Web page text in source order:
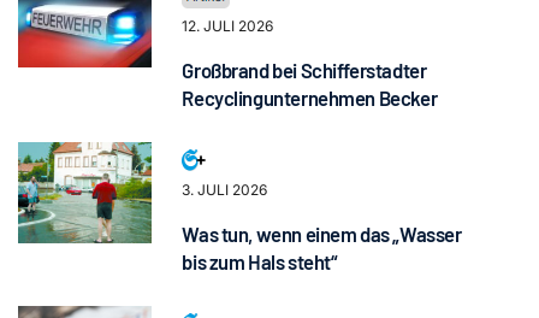
12. JULI 2026
Großbrand bei Schifferstadter
Recyclingunternehmen Becker
3. JULI 2026
Was tun, wenn einem das „Wasser
bis zum Hals steht“